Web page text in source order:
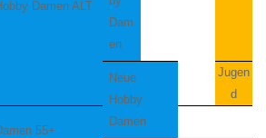
Damen ALT
Dam
en
Neue
Hobby
Damen
Jugen
d
55+